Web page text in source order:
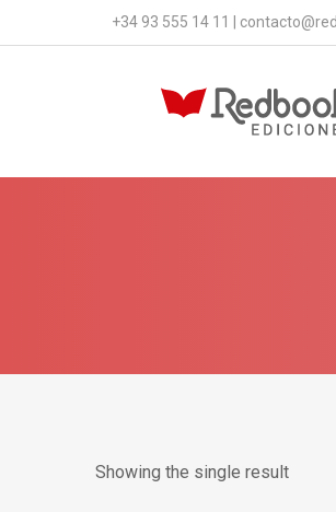
+34 93 555 14 11
Showing the single result